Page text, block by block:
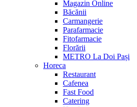
Magazin Online
Băcănii
Carmangerie
Parafarmacie
Fitofarmacie
Florării
METRO La Doi Pași
Horeca
Restaurant
Cafenea
Fast Food
Catering